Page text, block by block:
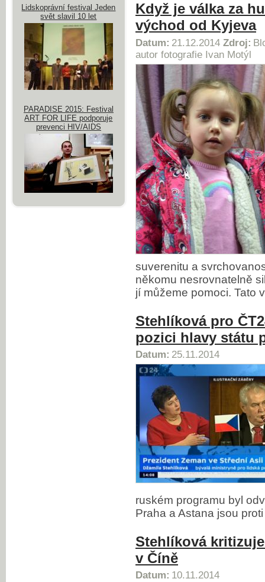
Když je válka za
východ od Kyjeva
Datum: 21.12.2014 Zdroj:
autor fotografie Ivan Motýl
suverenitu a
někomu nesrovnatelně
jí můžeme pomoci. Tato
Stehlíková pro
pozici hlavy státu
Datum: 25.11.2014
ruském programu byl
Praha a Astana jsou
Stehlíková
v Číně
Datum: 10.11.2014
Lidskoprávní festival Jeden
svět slavil 10 let
PARADISE 2015: Festival
ART FOR LIFE podporuje
prevenci HIV/AIDS